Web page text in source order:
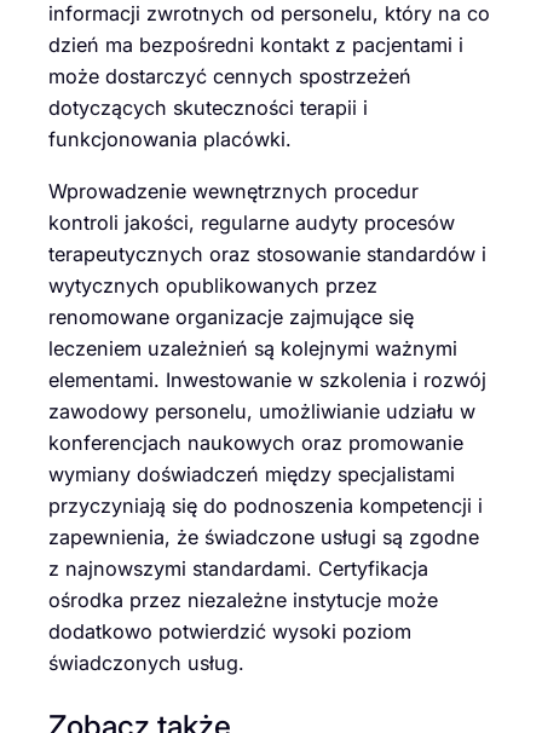
informacji zwrotnych od personelu, który na co
dzień ma bezpośredni kontakt z pacjentami i
może dostarczyć cennych spostrzeżeń
dotyczących skuteczności terapii i
funkcjonowania placówki.
Wprowadzenie wewnętrznych procedur
kontroli jakości, regularne audyty procesów
terapeutycznych oraz stosowanie standardów i
wytycznych opublikowanych przez
renomowane organizacje zajmujące się
leczeniem uzależnień są kolejnymi ważnymi
elementami. Inwestowanie w szkolenia i rozwój
zawodowy personelu, umożliwianie udziału w
konferencjach naukowych oraz promowanie
wymiany doświadczeń między specjalistami
przyczyniają się do podnoszenia kompetencji i
zapewnienia, że świadczone usługi są zgodne
z najnowszymi standardami. Certyfikacja
ośrodka przez niezależne instytucje może
dodatkowo potwierdzić wysoki poziom
świadczonych usług.